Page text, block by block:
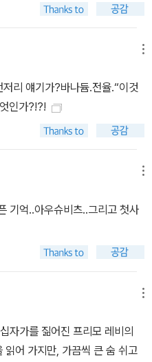
리 얘기가?바나듐.전율.“이것
인가?!?!
기억..아우슈비츠..그리고 첫사
자가를 짊어진 프리모 레비의
읽어 가지만, 가끔씩 큰 숨 쉬고